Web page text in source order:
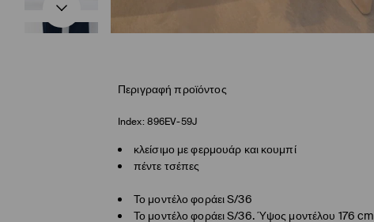
Περιγραφή προϊόντος
Index: 896EV-59J
κλείσιμο με φερμουάρ και κουμπί
πέντε τσέπες
Το μοντέλο φοράει S/36
Το μοντέλο φοράει S/36. Ύψος μοντέλου 176 cm